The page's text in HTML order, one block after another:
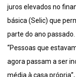
juros elevados no
básica (Selic) que
parte do ano
“Pessoas que
agora passam a ser
média à casa